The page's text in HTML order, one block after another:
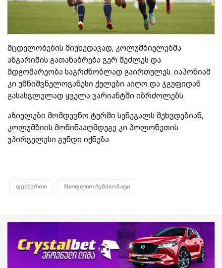
მცდელობების მიუხედავად, კოლუმბიელებმა
ანგარიშის გათანაბრება ვერ შეძლეს და
მდგომარეობა საგრძნობლად გაირთულეს. იაპონიამ
კი უმნიშვნელოვანესი ქულები აიღო და ჯგუფიდან
გასასვლელად ყველა ვარიანტში იბრძოლებს.
აზიელები მომდევნო ტურში სენეგალს შეხვდებიან,
კოლუმბიის მოწინააღმდეგე კი პოლონეთის
უპირველესი გუნდი იქნება.
ფეხბურთი მსოფლიო ჩემპიონატი